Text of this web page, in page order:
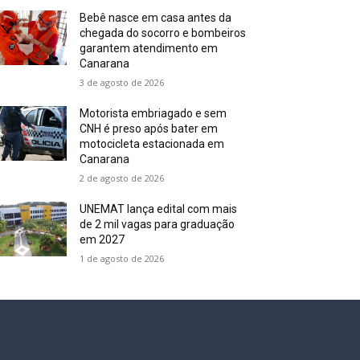
Bebê nasce em casa antes da
chegada do socorro e bombeiros
garantem atendimento em
Canarana
3 de agosto de 2026
Motorista embriagado e sem
CNH é preso após bater em
motocicleta estacionada em
Canarana
2 de agosto de 2026
UNEMAT lança edital com mais
de 2 mil vagas para graduação
em 2027
1 de agosto de 2026